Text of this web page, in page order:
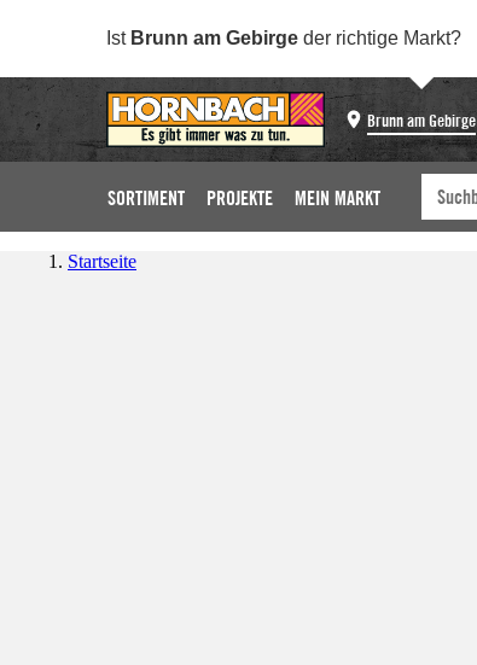
Ist Brunn am Gebirge der richtige Markt?
Brunn am Gebirge
SORTIMENT PROJEKTE MEIN MARKT
Startseite